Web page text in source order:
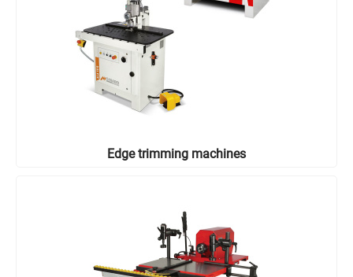
Edge trimming machines